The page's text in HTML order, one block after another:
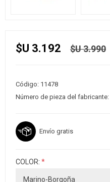
$U 3.192 $U 3.990
Código: 11478
Número de pieza del fabricante:
Envío gratis
COLOR: *